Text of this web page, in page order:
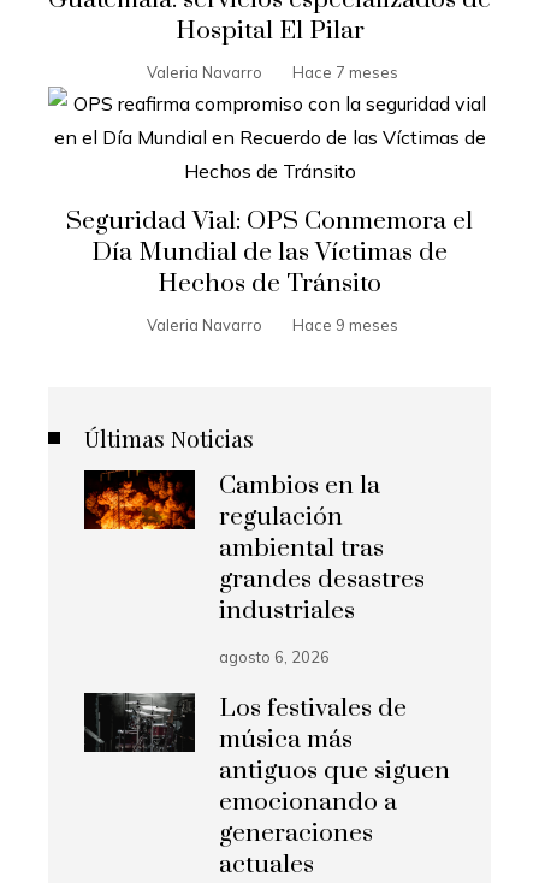
Hospital El Pilar
Valeria Navarro Hace 7 meses
Seguridad Vial: OPS Conmemora el
Día Mundial de las Víctimas de
Hechos de Tránsito
Valeria Navarro Hace 9 meses
Últimas Noticias
Cambios en la
regulación
ambiental tras
grandes desastres
industriales
agosto 6, 2026
Los festivales de
música más
antiguos que siguen
emocionando a
generaciones
actuales